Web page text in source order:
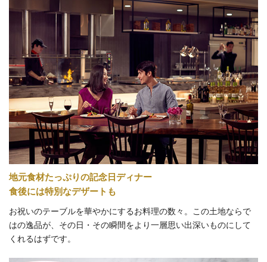
地元食材たっぷりの記念日ディナー
食後には特別なデザートも
お祝いのテーブルを華やかにするお料理の数々。この土地ならで
はの逸品が、その日・その瞬間をより一層思い出深いものにして
くれるはずです。